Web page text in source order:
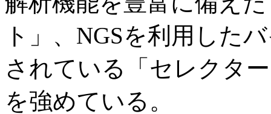
ト」、NGSを利用した
されている「セレクタ
を強めている。